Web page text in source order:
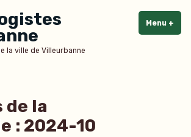
la ville de Villeurbanne
Menu +
de la
: 2024-10